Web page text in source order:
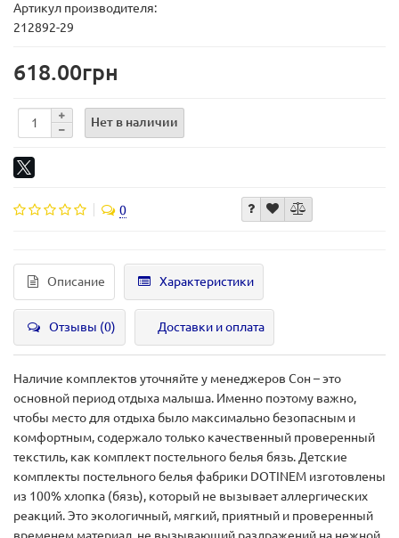
Артикул производителя:
212892-29
618.00грн
Нет в наличии
0
Описание Характеристики
Отзывы (0) Доставки и оплата
Наличие комплектов уточняйте у менеджеров Сон – это
основной период отдыха малыша. Именно поэтому важно,
чтобы место для отдыха было максимально безопасным и
комфортным, содержало только качественный проверенный
текстиль, как комплект постельного белья бязь. Детские
комплекты постельного белья фабрики DOTINEM изготовлены
из 100% хлопка (бязь), который не вызывает аллергических
реакций. Это экологичный, мягкий, приятный и проверенный